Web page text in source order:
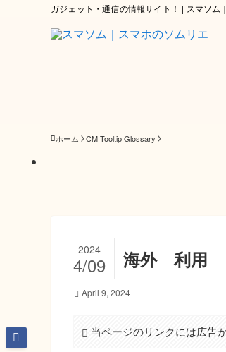
ガジェット・通信の情報サイト！ | スマソム
ホーム CM Tooltip Glossary
海外 利用
2024
4/09
April 9, 2024
当ページのリンクには広告